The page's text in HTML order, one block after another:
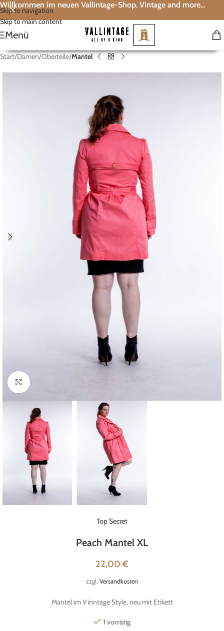
Skip to navigation
Skip to main content
Willkommen im neuen Vallintage-Shop. Vintage and more...
Menü
Start Damen Oberteile Mantel
Klick zum Vergrößern
Top Secret
Peach Mantel XL
22,00 €
zzgl. Versandkosten
Mantel im Vinntage Style, neu mit Etikett
1 vorrätig